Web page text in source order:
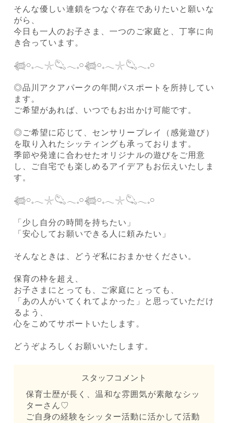
そんな優しい連鎖をつなぐ存在でありたいと願いな
がら、
今日も一人のお子さま、一つのご家庭と、丁寧に向
き合っています。
𓆉𓏸𓈒𓂃𓇼𓆡𓂃𓈒𓏸𓆉𓏸𓈒𓂃𓇼𓆡𓂃𓈒𓏸
◎品川アクアパークの年間パスポートを所持してい
ます。
ご希望があれば、いつでもお出かけ可能です。
◎ご希望に応じて、センサリープレイ（感覚遊び）
を取り入れたシッティングも承っております。
季節や発達に合わせたオリジナルの遊びをご用意
し、ご自宅でも楽しめるアイデアもお伝えいたしま
す。
𓆉𓏸𓈒𓂃𓇼𓆡𓂃𓈒𓏸𓆉𓏸𓈒𓂃𓇼𓆡𓂃𓈒𓏸
「少し自分の時間を持ちたい」
「安心してお願いできる人に頼みたい」
そんなときは、どうぞ私におまかせください。
保育の枠を超え、
お子さまにとっても、ご家庭にとっても、
「あの人がいてくれてよかった」と思っていただけ
るよう、
心をこめてサポートいたします。
どうぞよろしくお願いいたします。
スタッフコメント
保育士歴が長く、温和な雰囲気が素敵なシッ
ターさん♡
ご自身の経験をシッター活動に活かして活動